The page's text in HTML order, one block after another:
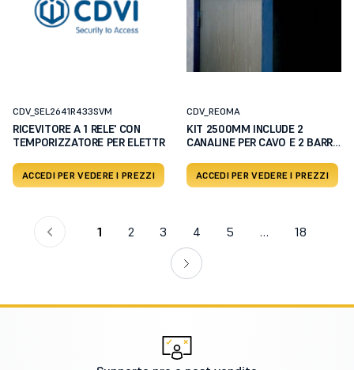
CDV_SEL2641R433SVM
RICEVITORE A 1 RELE' CON
TEMPORIZZATORE PER ELETTR
ACCEDI PER VEDERE I PREZZI
CDV_REOMA
KIT 2500MM INCLUDE 2
CANALINE PER CAVO E 2 BARRE
ACCEDI PER VEDERE I PREZZI
1 2 3 4 5 … 18